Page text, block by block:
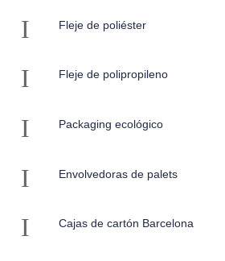
I Fleje de poliéster
I Fleje de polipropileno
I Packaging ecológico
I Envolvedoras de palets
I Cajas de cartón Barcelona